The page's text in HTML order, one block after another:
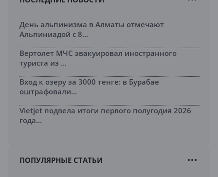
День альпинизма в Алматы отмечают
Альпиниадой с 8...
Вертолет МЧС эвакуировал иностранного
туриста из ...
Вход к озеру за 3000 тенге: в Бурабае
оштрафовали...
Vietjet подвела итоги первого полугодия 2026
года...
ПОПУЛЯРНЫЕ СТАТЬИ